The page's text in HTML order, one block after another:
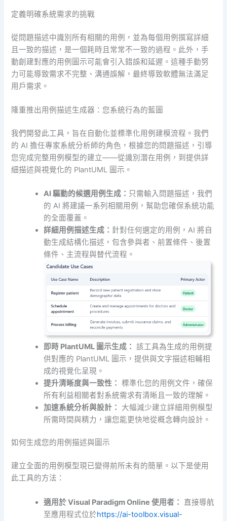
定義明確系統需求的挑戰
從問題描述中識別所有相關的用例，並為每個用例撰寫詳細
且一致的描述，是一個耗時且常常不一致的過程。此外，手
動創建對應的用例圖示可能會引入錯誤和延遲。這種手動努
力可能導致需求不完整、溝通誤解，最終導致軟體無法滿足
用戶需求。
隆重推出用例描述生成器：您系統行為的藍圖
我們開發此工具，旨在自動化並標準化用例建模流程。我們
的 AI 擔任專家系統分析師的角色，根據您的問題描述，引導
您完成完整用例模型的建立——從識別潛在用例，到提供詳
細描述與視覺化的 PlantUML 圖示。
AI 驅動的候選用例生成： 只需輸入問題描述，我們
的 AI 將建議一系列相關用例，幫助您確保系統功能
的全面覆蓋。
詳細用例描述生成： 針對任何選定的用例，AI 將自
動生成結構化描述，包含參與者、前置條件、後置
條件、主流程與替代流程。
即時 PlantUML 圖示生成： 該工具為生成的用例提
供對應的 PlantUML 圖示，提供與文字描述相輔相
成的視覺化呈現。
提升清晰度與一致性： 標準化您的用例文件，確保
所有利益相關者對系統需求有清晰且一致的理解。
加速系統分析與設計：
大幅減少建立詳細用例模型
所需時間與精力，讓您能更快地從概念轉向設計。
如何生成您的用例描述與圖示
建立全面的用例模型現已變得前所未有的簡單。以下是使用
此工具的方法：
適用於 Visual Paradigm Online 使用者：
直接導航
至應用程式位於https://ai-toolbox.visual-